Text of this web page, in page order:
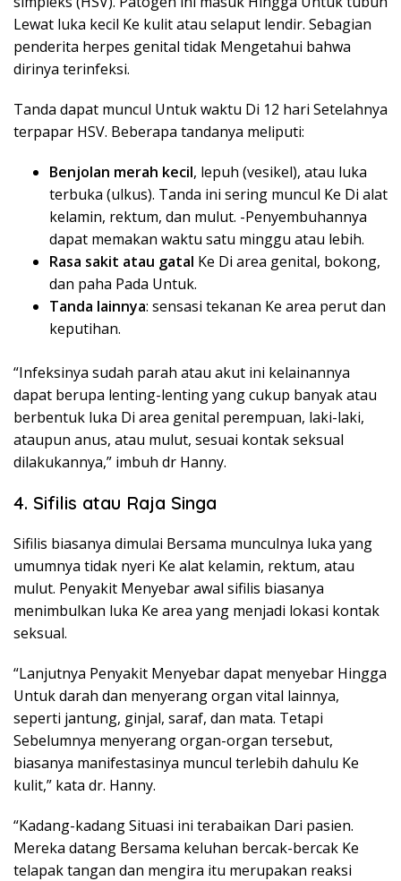
Lewat luka kecil Ke kulit atau selaput lendir. Sebagian
penderita herpes genital tidak Mengetahui bahwa
dirinya terinfeksi.
Tanda dapat muncul Untuk waktu Di 12 hari Setelahnya
terpapar HSV. Beberapa tandanya meliputi:
Benjolan merah kecil, lepuh (vesikel), atau luka
terbuka (ulkus). Tanda ini sering muncul Ke Di alat
kelamin, rektum, dan mulut. -Penyembuhannya
dapat memakan waktu satu minggu atau lebih.
Rasa sakit atau gatal Ke Di area genital, bokong,
dan paha Pada Untuk.
Tanda lainnya: sensasi tekanan Ke area perut dan
keputihan.
“Infeksinya sudah parah atau akut ini kelainannya
dapat berupa lenting-lenting yang cukup banyak atau
berbentuk luka Di area genital perempuan, laki-laki,
ataupun anus, atau mulut, sesuai kontak seksual
dilakukannya,” imbuh dr Hanny.
4. Sifilis atau Raja Singa
Sifilis biasanya dimulai Bersama munculnya luka yang
umumnya tidak nyeri Ke alat kelamin, rektum, atau
mulut. Penyakit Menyebar awal sifilis biasanya
menimbulkan luka Ke area yang menjadi lokasi kontak
seksual.
“Lanjutnya Penyakit Menyebar dapat menyebar Hingga
Untuk darah dan menyerang organ vital lainnya,
seperti jantung, ginjal, saraf, dan mata. Tetapi
Sebelumnya menyerang organ-organ tersebut,
biasanya manifestasinya muncul terlebih dahulu Ke
kulit,” kata dr. Hanny.
“Kadang-kadang Situasi ini terabaikan Dari pasien.
Mereka datang Bersama keluhan bercak-bercak Ke
telapak tangan dan mengira itu merupakan reaksi